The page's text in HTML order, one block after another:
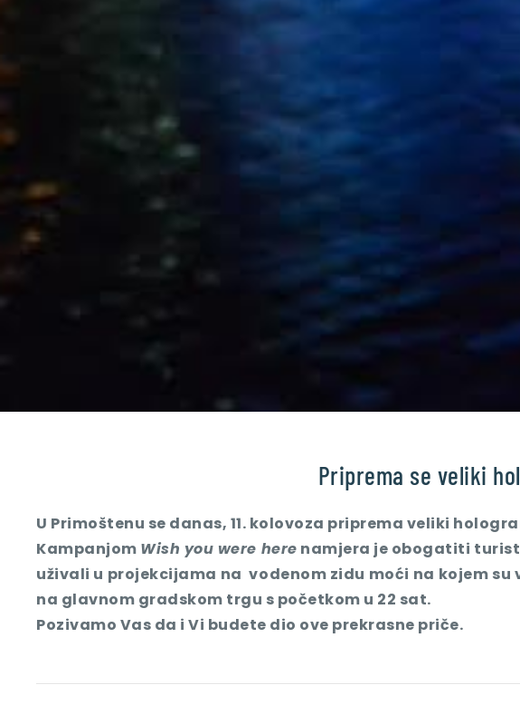
Priprema se veliki
U Primoštenu se danas, 11. kolovoza priprema veliki
Kampanjom Wish you were here namjera je obogatiti
uživali u projekcijama na vodenom zidu moći na kojem
na glavnom gradskom trgu s početkom u 22 sat.
Pozivamo Vas da i Vi budete dio ove prekrasne priče.